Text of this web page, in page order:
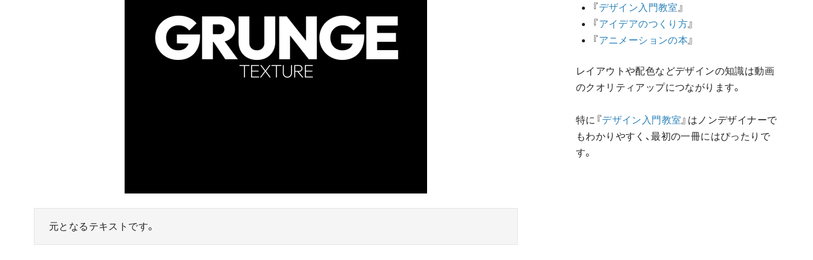
元となるテキストです。
『デザイン入門教室』
『アイデアのつくり方』
『アニメーションの本』
レイアウトや配色などデザインの知識は動画
のクオリティアップにつながります。
特に『デザイン入門教室』はノンデザイナーで
もわかりやすく、最初の一冊にはぴったりで
す。